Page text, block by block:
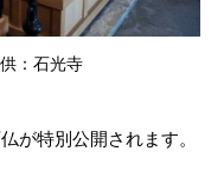
：石光寺
が特別公開されます。